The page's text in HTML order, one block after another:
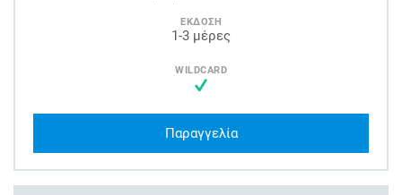
ΕΚΔΟΣΗ
1-3 μέρες
WILDCARD
Παραγγελία